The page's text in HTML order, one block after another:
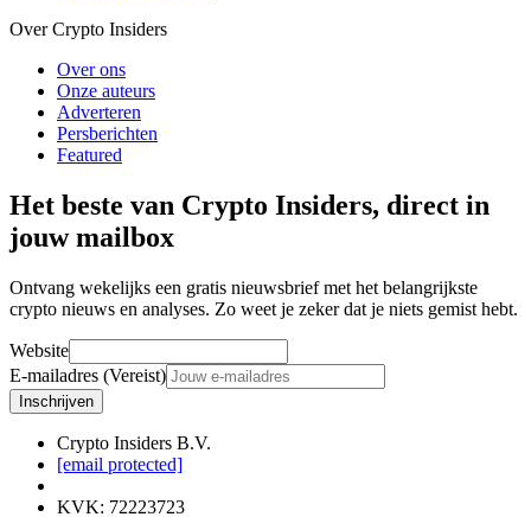
Over Crypto Insiders
Over ons
Onze auteurs
Adverteren
Persberichten
Featured
Het beste van Crypto Insiders, direct in
jouw mailbox
Ontvang wekelijks een gratis nieuwsbrief met het belangrijkste
crypto nieuws en analyses. Zo weet je zeker dat je niets gemist hebt.
Website
E-mailadres (Vereist)
Inschrijven
Crypto Insiders B.V.
[email protected]
KVK: 72223723